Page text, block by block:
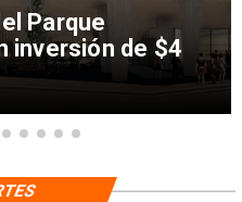
Parque
inversión de $4